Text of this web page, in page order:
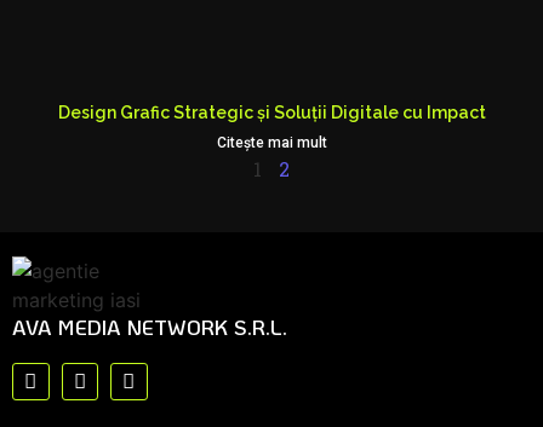
Design Grafic Strategic și Soluții Digitale cu Impact
Citeşte mai mult
1 2
AVA MEDIA NETWORK S.R.L.